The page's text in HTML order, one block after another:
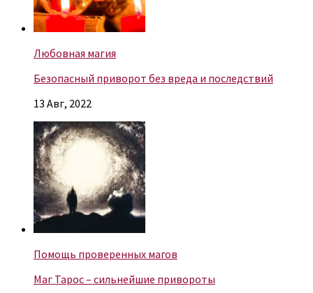
Любовная магия
Безопасный приворот без вреда и последствий
13 Авг, 2022
Помощь проверенных магов
Маг Тарос – сильнейшие привороты